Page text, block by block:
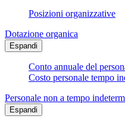
Posizioni organizzative
Dotazione organica
Espandi
Conto annuale del
Costo personale tempo
Personale non a tempo
Espandi